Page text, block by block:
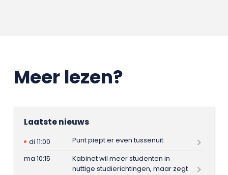
Meer lezen?
Laatste nieuws
di 11:00
Punt piept er even tussenuit
ma 10:15
Kabinet wil meer studenten in
nuttige studierichtingen, maar zegt